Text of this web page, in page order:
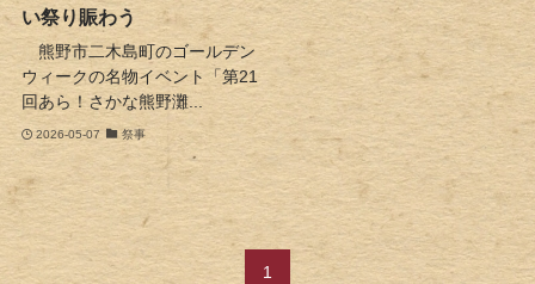
い祭り賑わう
熊野市二木島町のゴールデン
ウィークの名物イベント「第21
回あら！さかな熊野灘...
2026-05-07 祭事
1